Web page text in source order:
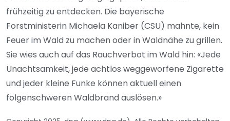
frühzeitig zu entdecken. Die bayerische
Forstministerin Michaela Kaniber (CSU) mahnte, kein
Feuer im Wald zu machen oder in Waldnähe zu grillen.
Sie wies auch auf das Rauchverbot im Wald hin: «Jede
Unachtsamkeit, jede achtlos weggeworfene Zigarette
und jeder kleine Funke können aktuell einen
folgenschweren Waldbrand auslösen.»